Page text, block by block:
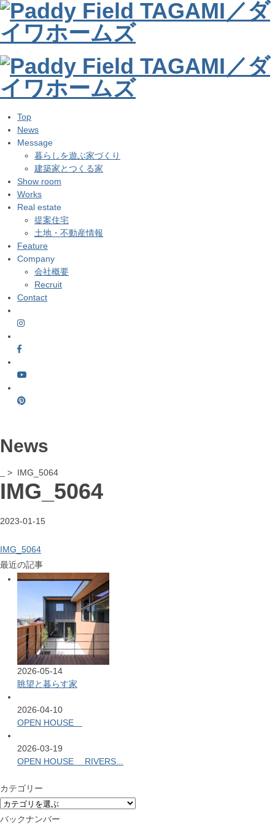
Top
News
Message
暮らしを遊ぶ家づくり
建築家とつくる家
Show room
Works
Real estate
提案住宅
土地・不動産情報
Feature
Company
会社概要
Recruit
Contact
News
> IMG_5064
IMG_5064
2023-01-15
IMG_5064
最近の記事
2026-05-14
眺望と暮らす家
2026-04-10
OPEN HOUSE
2026-03-19
OPEN HOUSE RIVERS...
カテゴリー
バックナンバー